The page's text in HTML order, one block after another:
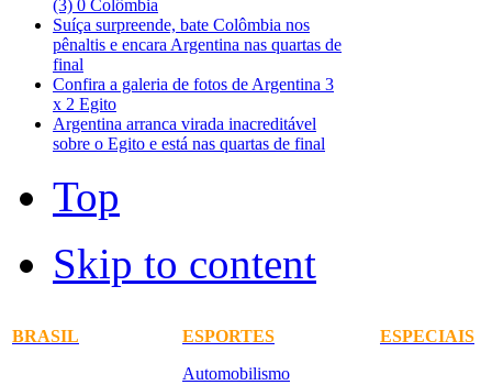
(3) 0 Colômbia
Suíça surpreende, bate Colômbia nos
pênaltis e encara Argentina nas quartas de
final
Confira a galeria de fotos de Argentina 3
x 2 Egito
Argentina arranca virada inacreditável
sobre o Egito e está nas quartas de final
Top
Skip to content
BRASIL
ESPORTES
Automobilismo
ESPECIAIS